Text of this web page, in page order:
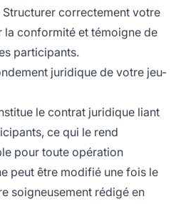
correctement votre
la conformité et témoigne de
participants.
juridique de votre jeu-
le contrat juridique liant
ce qui le rend
pour toute opération
peut être modifié une fois le
soigneusement rédigé en